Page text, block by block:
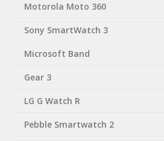
Motorola Moto 360
Sony SmartWatch 3
Microsoft Band
Gear 3
LG G Watch R
Pebble Smartwatch 2